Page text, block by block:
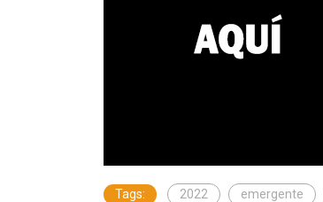
Tags: 2022 emergente